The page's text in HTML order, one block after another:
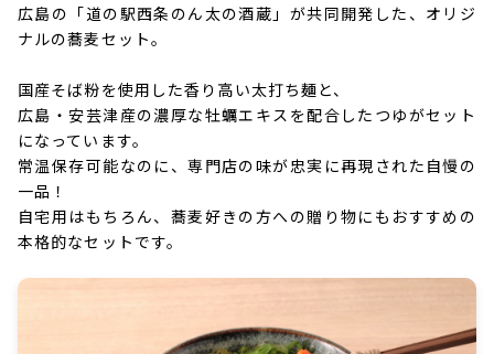
広島の「道の駅西条のん太の酒蔵」が共同開発した、オリジ
ナルの蕎麦セット。
国産そば粉を使用した香り高い太打ち麺と、
広島・安芸津産の濃厚な牡蠣エキスを配合したつゆがセット
になっています。
常温保存可能なのに、専門店の味が忠実に再現された自慢の
一品！
自宅用はもちろん、蕎麦好きの方への贈り物にもおすすめの
本格的なセットです。